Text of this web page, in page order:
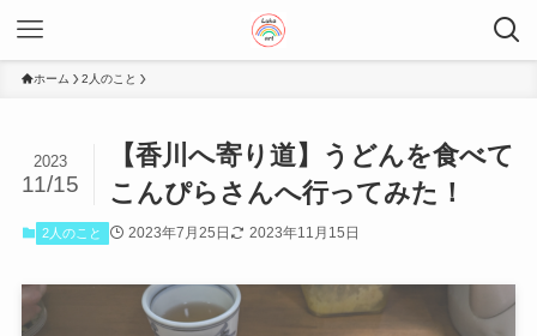
ホーム 2人のこと
【香川へ寄り道】うどんを食べて
こんぴらさんへ行ってみた！
2023
11/15
2人のこと 2023年7月25日 2023年11月15日